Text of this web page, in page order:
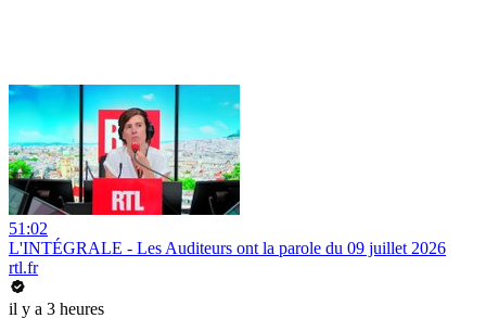
51:02
L'INTÉGRALE - Les Auditeurs ont la parole du 09 juillet 2026
rtl.fr
il y a 3 heures